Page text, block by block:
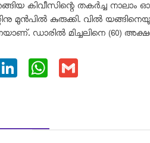
കിവീസിന്റെ തകർച്ച നാലാം
മുൻപിൽ കുരുക്കി. വിൽ
ഡാരിൽ മിച്ചലിനെ (60) അക്ഷർ
LinkedInWhatsApp